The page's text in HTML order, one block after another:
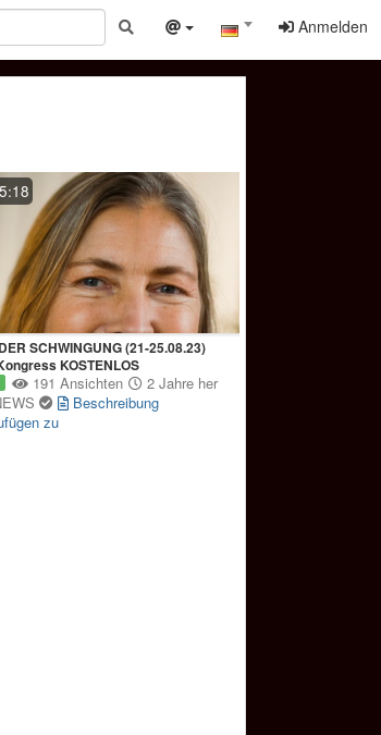
Anmelden
SCHWINGUNG (21-25.08.23)
KOSTENLOS
191 Ansichten
2 Jahre her
Beschreibung
zu